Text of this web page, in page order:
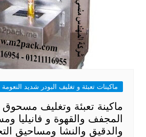
ماكينات تعبئة و تغليف البودر شديد النعومة
ماكينة تعبئة وتغليف مسحوق
المجفف والقهوة و فانيليا
والدقيق والنشا ومساحيق